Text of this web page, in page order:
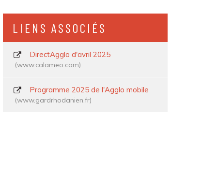
LIENS ASSOCIÉS
DirectAgglo d'avril 2025
www.calameo.com
Programme 2025 de l'Agglo mobile
www.gardrhodanien.fr